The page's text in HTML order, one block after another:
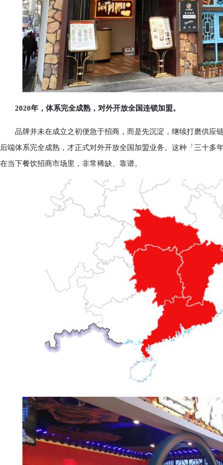
2020年，体系完全成熟，对外开放全国连锁加盟。
品牌并未在成立之初便急于招商，而是先沉淀，继续打磨供应
后端体系完全成熟，才正式对外开放全国加盟业务。这种「三十
在当下餐饮招商市场里，非常稀缺、靠谱。